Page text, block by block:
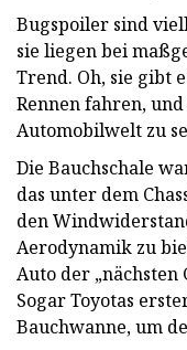
Bugspoiler sind
sie liegen bei
Trend. Oh, sie gibt
Rennen fahren,
Automobilwelt zu
Die Bauchschale
das unter dem
den
Aerodynamik zu
Auto der „nächsten
Sogar Toyotas
Bauchwanne, um